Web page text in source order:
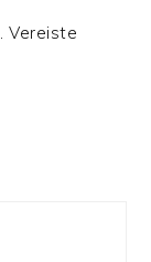
Vereiste